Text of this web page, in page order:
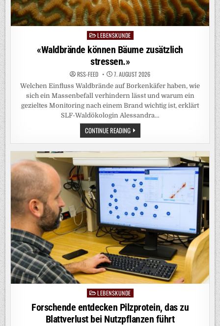
Posted
in
LEBENSKUNDE
«Waldbrände können Bäume zusätzlich
stressen.»
RSS-FEED 7. AUGUST 2026
Welchen Einfluss Waldbrände auf Borkenkäfer haben, wie
sich ein Massenbefall verhindern lässt und warum ein
gezieltes Monitoring nach einem Brand wichtig ist, erklärt
SLF-Waldökologin Alessandra…
CONTINUE READING«WALDBRÄNDE
KÖNNEN
BÄUME
ZUSÄTZLICH
STRESSEN.»
Posted
in
LEBENSKUNDE
Forschende entdecken Pilzprotein, das zu
Blattverlust bei Nutzpflanzen führt